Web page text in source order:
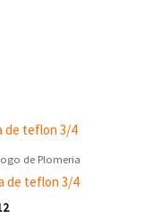
de Plomeria
de teflon 3/4